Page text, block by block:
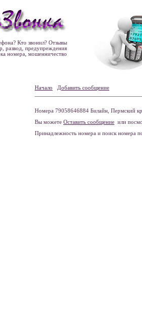
Кто звонил? Отзывы
развод, предупреждения
номера, мошенничество
Начало Добавить сообщение
Номера 79058646884 Билайн, Пермский
Вы можете Оставить сообщение или
Принадлежность номера и поиск номера